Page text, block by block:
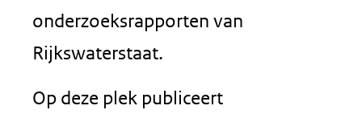
onderzoeksrapporten van
Rijkswaterstaat.
Op deze plek publiceert